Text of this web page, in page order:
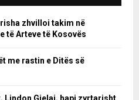
zhvilloi takim në
të Arteve të Kosovës
me rastin e Ditës së
Lindon Gjelaj, hapi zyrtarisht